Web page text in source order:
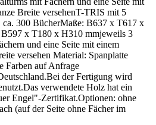
Breite versehenT-TRIS mit 5
ca. 300 BücherMaße: B637 x T617 x
x T180 x H310 mmjeweils 3
und eine Seite mit einem
versehen Material: Spanplatte
Farben auf Anfrage
der Fertigung wird
verwendete Holz hat ein
Engel"-Zertifikat.Optionen: ohne
(auf der Seite ohne Fächer im